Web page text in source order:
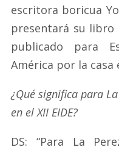
escritora boricua
presentará su libro
publicado para
América por la casa
¿Qué significa para
en el XII EIDE?
DS: “Para La